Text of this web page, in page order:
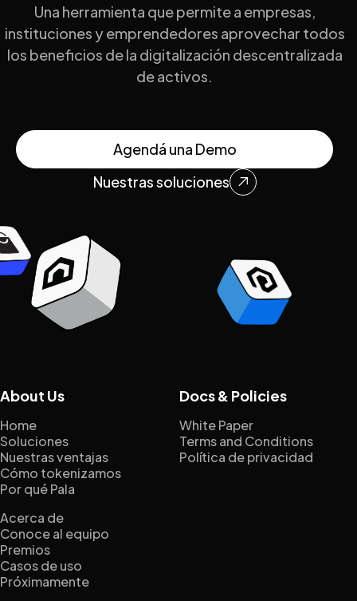
Una herramienta que permite a empresas,
instituciones y emprendedores aprovechar todos
los beneficios de la digitalización descentralizada
de activos.
Agendá una Demo
Nuestras soluciones

About Us
Home
Soluciones
Nuestras ventajas
Cómo tokenizamos
Por qué Pala
Acerca de
Conoce al equipo
Premios
Casos de uso
Próximamente
Docs & Policies
White Paper
Terms and Conditions
Política de privacidad